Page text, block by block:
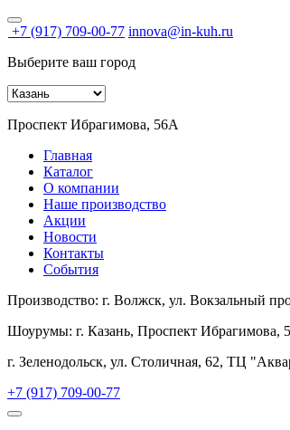
+7 (917) 709-00-77 innova@in-kuh.ru
Выберите ваш город
Проспект Ибрагимова, 56А
Главная
Каталог
О компании
Наше производство
Акции
Новости
Контакты
События
Производство: г. Волжск, ул. Вокзальный
Шоурумы: г. Казань, Проспект Ибрагимова,
г. Зеленодольск, ул. Столичная, 62, ТЦ
+7 (917) 709-00-77